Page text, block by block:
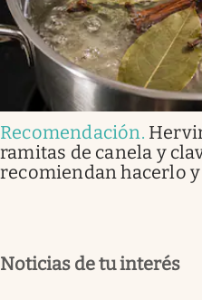
Recomendación.
ramitas de canela y
recomiendan hacerlo
Noticias de tu interés